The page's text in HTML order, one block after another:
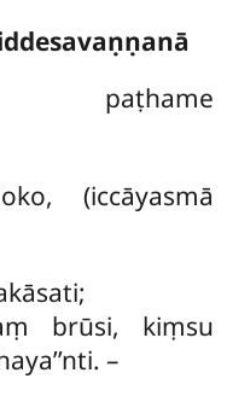
paṭhame
(iccāyasmā
brūsi, kiṃsu
–